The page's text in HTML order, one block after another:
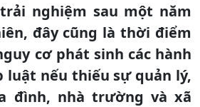
nghiệm sau một năm
đây cũng là thời điểm
cơ phát sinh các hành
luật nếu thiếu sự quản lý,
đình, nhà trường và xã